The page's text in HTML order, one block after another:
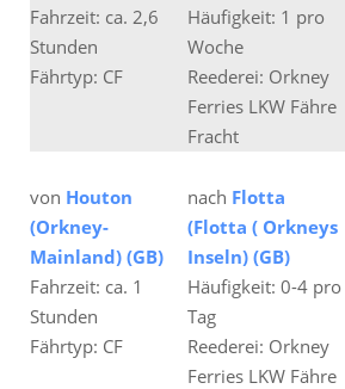
Fahrzeit: ca. 2,6
Stunden
Häufigkeit: 1 pro
Woche
Fährtyp: CF
Reederei: Orkney
Ferries LKW Fähre
Fracht
von Houton
(Orkney-
Mainland) (GB)
nach Flotta
(Flotta ( Orkneys
Inseln) (GB)
Fahrzeit: ca. 1
Stunden
Häufigkeit: 0-4 pro
Tag
Fährtyp: CF
Reederei: Orkney
Ferries LKW Fähre